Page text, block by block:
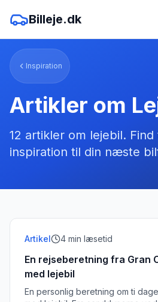
Billeje.dk
Inspiration
Artikler om
12 artikler om lejebil.
inspiration til din næste
Artikel 4 min læsetid
En rejseberetning fra Gran
med lejebil
En personlig beretning om ti